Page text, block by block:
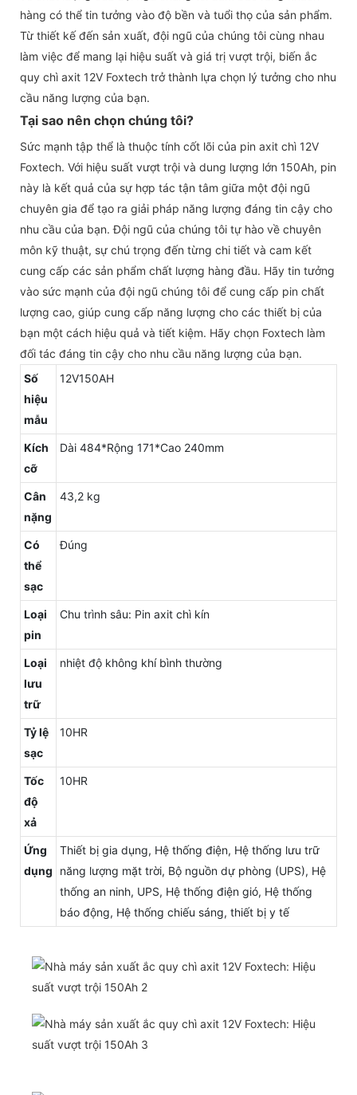
hàng có thể tin tưởng vào độ bền và tuổi thọ của sản phẩm.
Từ thiết kế đến sản xuất, đội ngũ của chúng tôi cùng nhau
làm việc để mang lại hiệu suất và giá trị vượt trội, biến ắc
quy chì axit 12V Foxtech trở thành lựa chọn lý tưởng cho nhu
cầu năng lượng của bạn.
Tại sao nên chọn chúng tôi?
Sức mạnh tập thể là thuộc tính cốt lõi của pin axit chì 12V
Foxtech. Với hiệu suất vượt trội và dung lượng lớn 150Ah, pin
này là kết quả của sự hợp tác tận tâm giữa một đội ngũ
chuyên gia để tạo ra giải pháp năng lượng đáng tin cậy cho
nhu cầu của bạn. Đội ngũ của chúng tôi tự hào về chuyên
môn kỹ thuật, sự chú trọng đến từng chi tiết và cam kết
cung cấp các sản phẩm chất lượng hàng đầu. Hãy tin tưởng
vào sức mạnh của đội ngũ chúng tôi để cung cấp pin chất
lượng cao, giúp cung cấp năng lượng cho các thiết bị của
bạn một cách hiệu quả và tiết kiệm. Hãy chọn Foxtech làm
đối tác đáng tin cậy cho nhu cầu năng lượng của bạn.
Số
hiệu
mẫu
12V150AH
Kích
cỡ
Dài 484*Rộng 171*Cao 240mm
Cân
nặng
43,2 kg
Có
thể
sạc
Đúng
Loại
pin
Chu trình sâu: Pin axit chì kín
Loại
lưu
trữ
nhiệt độ không khí bình thường
Tỷ lệ
sạc
10HR
Tốc
độ
xả
10HR
Ứng
dụng
Thiết bị gia dụng, Hệ thống điện, Hệ thống lưu trữ
năng lượng mặt trời, Bộ nguồn dự phòng (UPS), Hệ
thống an ninh, UPS, Hệ thống điện gió, Hệ thống
báo động, Hệ thống chiếu sáng, thiết bị y tế